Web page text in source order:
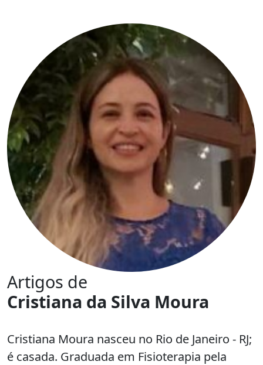
Artigos de
Cristiana da Silva Moura
Cristiana Moura nasceu no Rio de Janeiro - RJ;
é casada. Graduada em Fisioterapia pela